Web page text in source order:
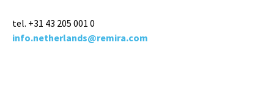
tel. +31 43 205 001 0
info.netherlands@remira.com